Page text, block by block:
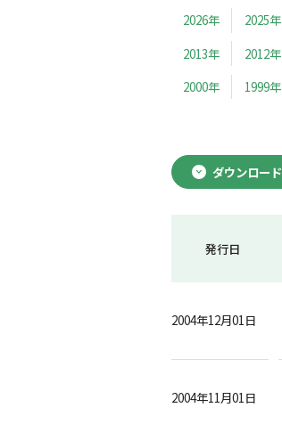
2026年 2025年
2013年
2012年
2000年
1999年
ダウンロード
発行日
2004年12月01日
2004年11月01日